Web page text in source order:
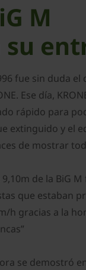
M
su
fue sin
Ese día,
rápido para
extinguido y el
de mostrar
de la BiG
que estaban
h gracias a la
se demostró